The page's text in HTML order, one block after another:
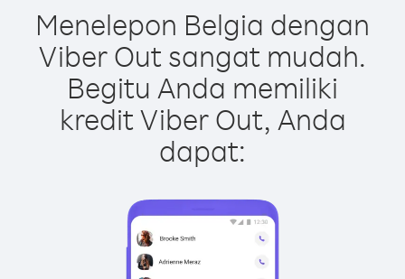
Menelepon Belgia dengan
Viber Out sangat mudah.
Begitu Anda memiliki
kredit Viber Out, Anda
dapat: